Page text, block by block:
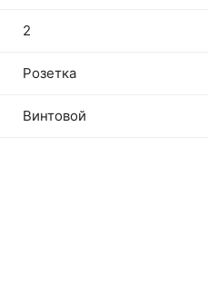
2
Розетка
Винтовой